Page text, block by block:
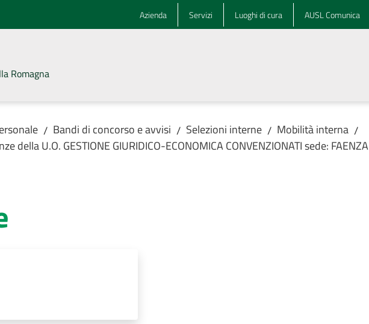
Azienda Servizi Luoghi di cura AUSL Comunica
Romagna
/ Bandi di concorso e avvisi / Selezioni interne / Mobilità interna /
della U.O. GESTIONE GIURIDICO-ECONOMICA CONVENZIONATI sede: FAENZA